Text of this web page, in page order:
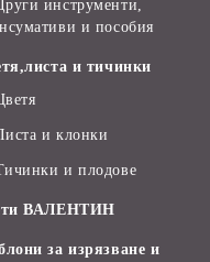
инструменти,
и пособия
и тичинки
и клонки
и плодове
ВАЛЕНТИН
за изрязване и